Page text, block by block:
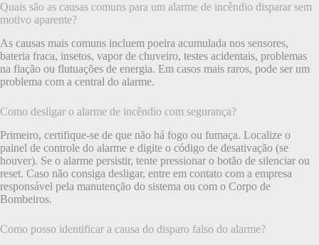
Quais são as causas comuns para um alarme de incêndio disparar sem
motivo aparente?
As causas mais comuns incluem poeira acumulada nos sensores,
bateria fraca, insetos, vapor de chuveiro, testes acidentais, problemas
na fiação ou flutuações de energia. Em casos mais raros, pode ser um
problema com a central do alarme.
Como desligar o alarme de incêndio com segurança?
Primeiro, certifique-se de que não há fogo ou fumaça. Localize o
painel de controle do alarme e digite o código de desativação (se
houver). Se o alarme persistir, tente pressionar o botão de silenciar ou
reset. Caso não consiga desligar, entre em contato com a empresa
responsável pela manutenção do sistema ou com o Corpo de
Bombeiros.
Como posso identificar a causa do disparo falso do alarme?